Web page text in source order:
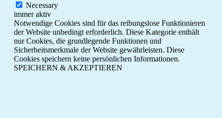
Necessary
immer aktiv
Notwendige Cookies sind für das reibungslose Funktionieren
der Website unbedingt erforderlich. Diese Kategorie enthält
nur Cookies, die grundlegende Funktionen und
Sicherheitsmerkmale der Website gewährleisten. Diese
Cookies speichern keine persönlichen Informationen.
SPEICHERN & AKZEPTIEREN